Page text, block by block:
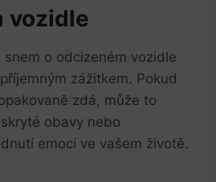
vozidle
o odcizeném ⁢vozidle
zážitkem. Pokud
zdá, může ‌to
obavy nebo⁢
emocí ve vašem životě.